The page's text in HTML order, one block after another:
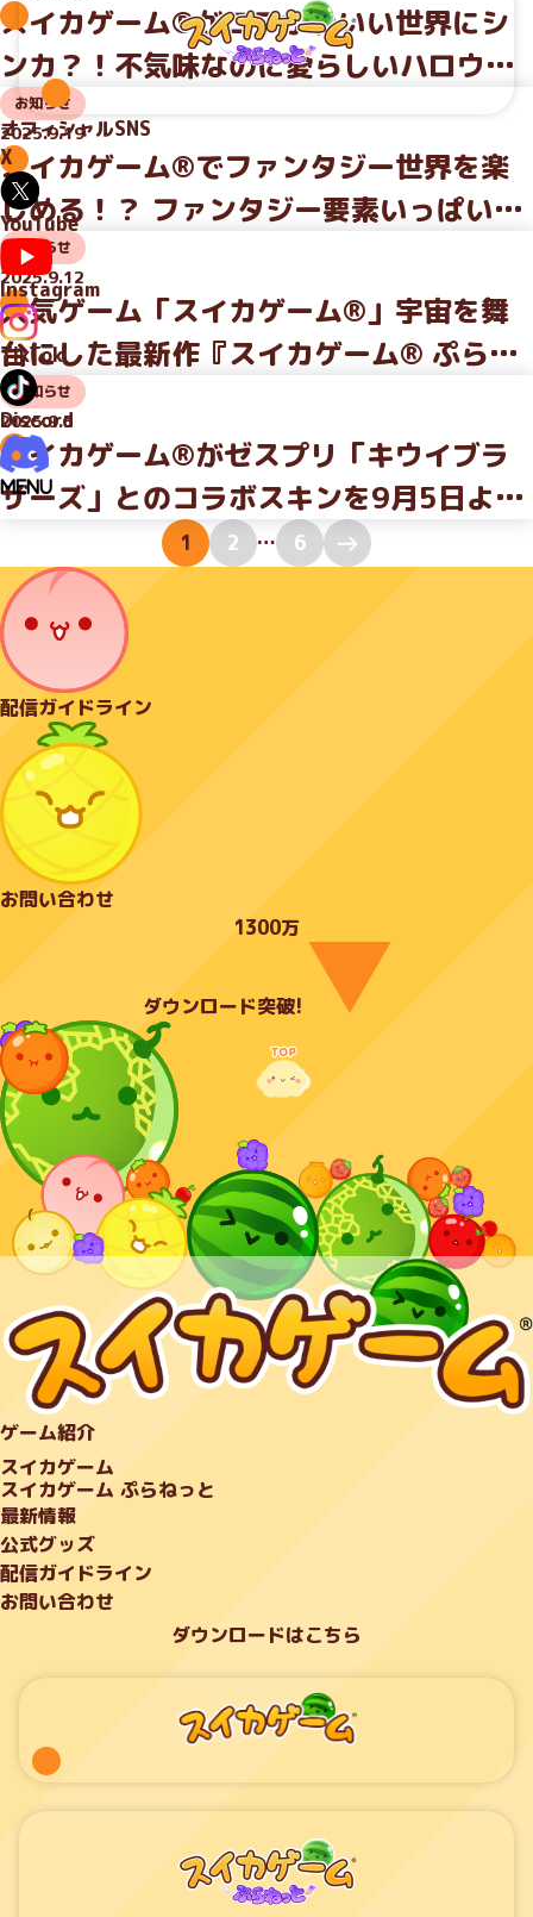
オフィシャルSNS
X
YouTube
Instagram
TikTok
Discord
MENU
ム」の特別体験を〜
スイカゲーム®がコワかわいい世界にシ
ンカ？！不気味なのに愛らしいハロウィ
ンスキンセットが新登場！
お知らせ
2025.9.19
スイカゲーム®でファンタジー世界を楽
しめる！？ ファンタジー要素いっぱいの
新作スキン4種が登場！
お知らせ
2025.9.12
人気ゲーム「スイカゲーム®」宇宙を舞
台にした最新作『スイカゲーム® ぷらね
っと』が登場！ 〜従来のスイカゲームの
世界観や楽しさはそのままに、進化した
新作は2025年冬に販売開始予定〜
お知らせ
2025.9.5
スイカゲーム®がゼスプリ「キウイブラ
ザーズ」とのコラボスキンを9月5日より
期間限定配信〜 2025年4月1日のエイプ
リルフール投稿をきっかけに企画が始動
〜
1 2 … 6
配信ガイドライン
お問い合わせ
1300万
ダウンロード突破!
ゲーム紹介
スイカゲーム
スイカゲーム ぷらねっと
最新情報
公式グッズ
配信ガイドライン
お問い合わせ
ダウンロードはこちら